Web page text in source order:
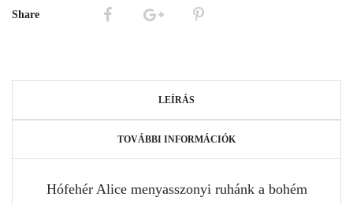
Share
LEÍRÁS
TOVÁBBI INFORMÁCIÓK
Hófehér Alice menyasszonyi ruhánk a bohém